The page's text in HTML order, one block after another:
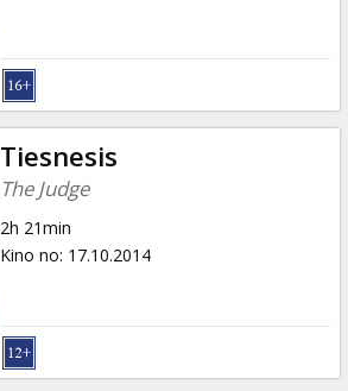
Tiesnesis
The Judge
2h 21min
Kino no: 17.10.2014